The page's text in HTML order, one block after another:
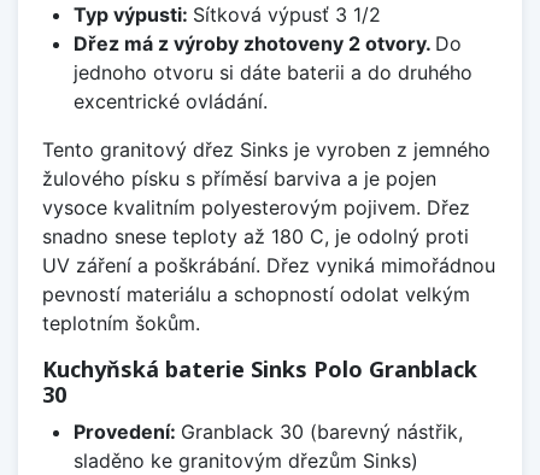
Typ výpusti: Sítková výpusť 3 1/2
Dřez má z výroby zhotoveny 2 otvory. Do
jednoho otvoru si dáte baterii a do druhého
excentrické ovládání.
Tento granitový dřez Sinks je vyroben z jemného
žulového písku s příměsí barviva a je pojen
vysoce kvalitním polyesterovým pojivem. Dřez
snadno snese teploty až 180 C, je odolný proti
UV záření a poškrábání. Dřez vyniká mimořádnou
pevností materiálu a schopností odolat velkým
teplotním šokům.
Kuchyňská baterie Sinks Polo Granblack
30
Provedení: Granblack 30 (barevný nástřik,
sladěno ke granitovým dřezům Sinks)